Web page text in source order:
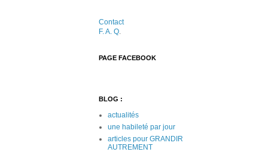
Contact
F. A. Q.
PAGE FACEBOOK
BLOG :
actualités
une habileté par jour
articles pour GRANDIR
AUTREMENT